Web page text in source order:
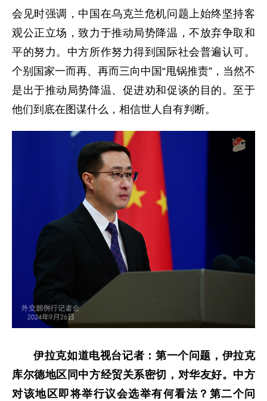
会见时强调，中国在乌克兰危机问题上始终坚持客
观公正立场，致力于推动局势降温，不放弃争取和
平的努力。中方所作努力得到国际社会普遍认可。
个别国家一而再、再而三向中国“甩锅推责”，当然不
是出于推动局势降温、促进劝和促谈的目的。至于
他们到底在图谋什么，相信世人自有判断。
伊拉克如道电视台记者：第一个问题，伊拉克
库尔德地区同中方经贸关系密切，对华友好。中方
对该地区即将举行议会选举有何看法？第二个问